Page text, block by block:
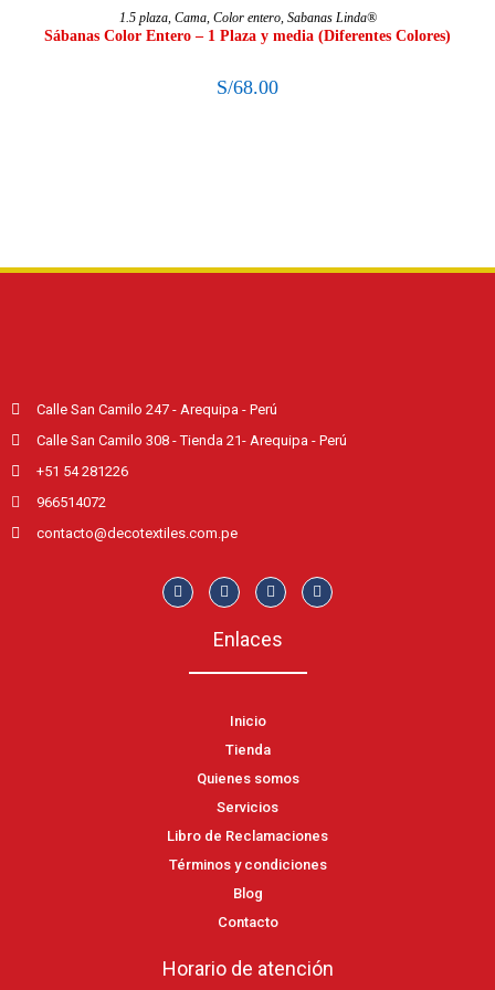
SELECCIONAR OPCIONES
1.5 plaza, Cama, Color entero, Sabanas Linda®
Sábanas Color Entero – 1 Plaza y media (Diferentes Colores)
S/68.00
Calle San Camilo 247 - Arequipa - Perú
Calle San Camilo 308 - Tienda 21- Arequipa - Perú
+51 54 281226
966514072
contacto@decotextiles.com.pe
Enlaces
Inicio
Tienda
Quienes somos
Servicios
Libro de Reclamaciones
Términos y condiciones
Blog
Contacto
Horario de atención